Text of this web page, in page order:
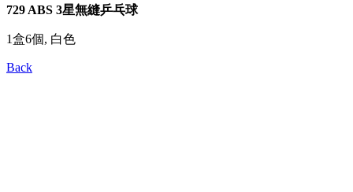
729 ABS 3星無縫乒乓球
1盒6個, 白色
Back